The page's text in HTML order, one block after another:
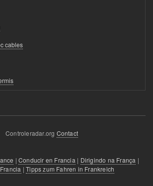
cables
Controleradar.org Contact
|Conducir en Francia | Dirigindo na França |
|Tipps zum Fahren in Frankreich